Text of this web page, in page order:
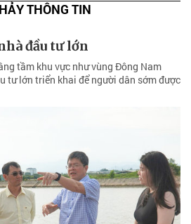
THÔNG TIN
đầu tư lớn
tầm khu vực như vùng Đông Nam
tư lớn triển khai để người dân sớm được